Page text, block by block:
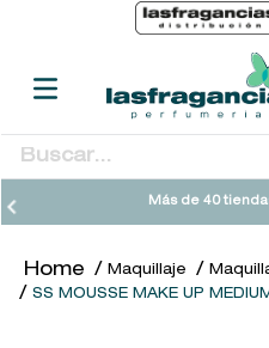
Buscar...
Más de 40
Maquillaje
SS MOUSSE MAKE UP
TÉRMINOS MÁS BUSCADOS
2 .
sol ipanema